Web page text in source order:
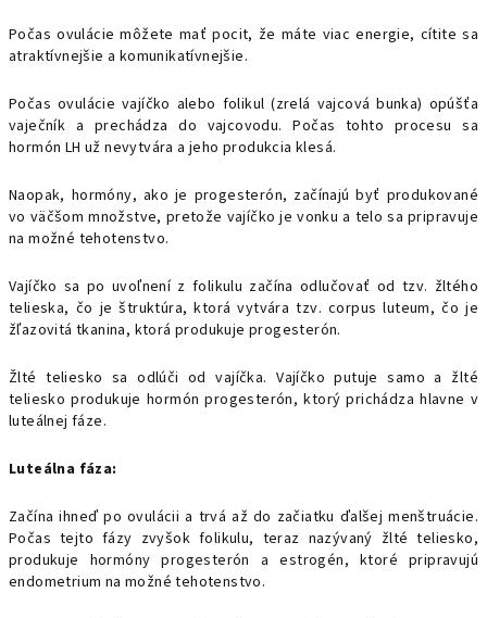
Počas ovulácie môžete mať pocit, že máte viac energie, cítite sa
atraktívnejšie a komunikatívnejšie.
Počas ovulácie vajíčko alebo folikul (zrelá vajcová bunka) opúšťa
vaječník a prechádza do vajcovodu. Počas tohto procesu sa
hormón LH už nevytvára a jeho produkcia klesá.
Naopak, hormóny, ako je progesterón, začínajú byť produkované
vo väčšom množstve, pretože vajíčko je vonku a telo sa pripravuje
na možné tehotenstvo.
Vajíčko sa po uvoľnení z folikulu začína odlučovať od tzv. žltého
telieska, čo je štruktúra, ktorá vytvára tzv. corpus luteum, čo je
žľazovitá tkanina, ktorá produkuje progesterón.
Žlté teliesko sa odlúči od vajíčka. Vajíčko putuje samo a žlté
teliesko produkuje hormón progesterón, ktorý prichádza hlavne v
luteálnej fáze.
Luteálna fáza:
Začína ihneď po ovulácii a trvá až do začiatku ďalšej menštruácie.
Počas tejto fázy zvyšok folikulu, teraz nazývaný žlté teliesko,
produkuje hormóny progesterón a estrogén, ktoré pripravujú
endometrium na možné tehotenstvo.